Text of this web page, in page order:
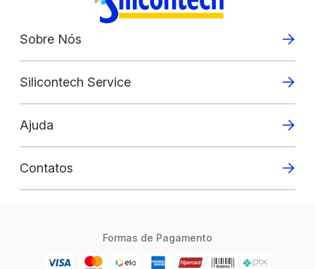
Sobre Nós
Silicontech Service
Ajuda
Contatos
Formas de Pagamento